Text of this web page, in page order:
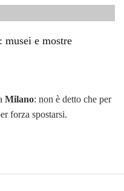
musei e mostre
Milano: non è detto che per
forza spostarsi.